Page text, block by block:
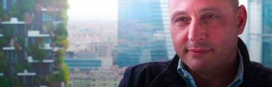
Daily
News